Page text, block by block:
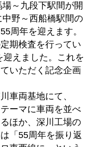
～九段下駅間が開
野～西船橋駅間の
周年を迎えます。
期検査を行ってい
えました。これを
いただく記念企画
車両基地にて、
ーマに車両を並べ
ほか、深川工場の
「55周年を振り返